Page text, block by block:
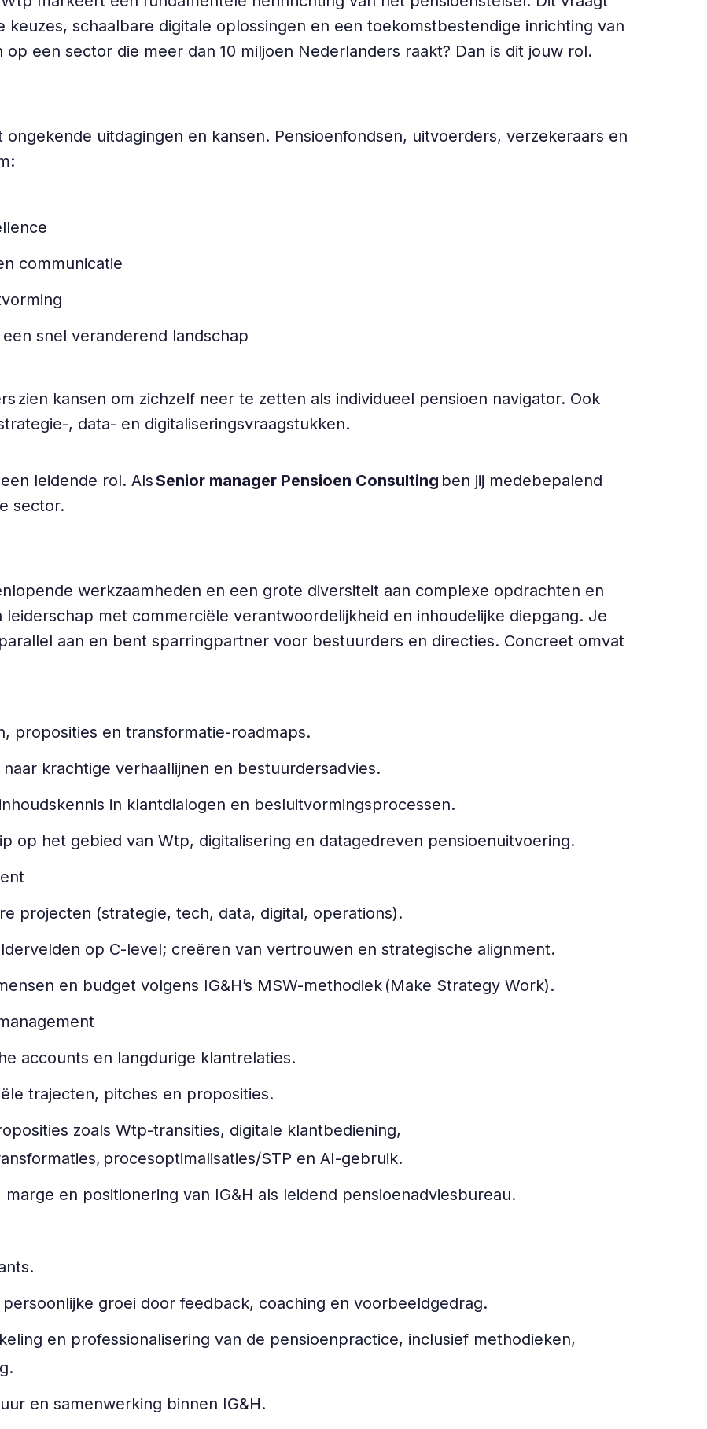
keuzes, schaalbare digitale oplossingen en een toekomstbestendige inrichting van
een sector die meer dan 10 miljoen Nederlanders raakt? Dan is dit jouw rol.
uitdagingen en kansen. Pensioenfondsen, uitvoerders, verzekeraars en
communicatie
snel veranderend landschap
zien kansen om zichzelf neer te zetten als individueel pensioen navigator. Ook
, data- en digitaliseringsvraagstukken.
leidende rol. AlsSenior manager Pensioen Consulting ben jij medebepalend
sector.
werkzaamheden en een grote diversiteit aan complexe opdrachten en
met commerciële verantwoordelijkheid en inhoudelijke diepgang. Je
aan en bent sparringpartner voor bestuurders en directies. Concreet omvat
proposities en transformatie-roadmaps.
krachtige verhaallijnen en bestuurdersadvies.
in klantdialogen en besluitvormingsprocessen.
op het gebied van Wtp, digitalisering en datagedreven pensioenuitvoering.
projecten (strategie, tech, data, digital, operations).
op C-level; creëren van vertrouwen en strategische alignment.
en budget volgens IG&H’s MSW-methodiek (Make Strategy Work).
accounts en langdurige klantrelaties.
trajecten, pitches en proposities.
zoals Wtp-transities, digitale klantbediening,
procesoptimalisaties/STP en AI-gebruik.
en positionering van IG&H als leidend pensioenadviesbureau.
groei door feedback, coaching en voorbeeldgedrag.
en professionalisering van de pensioenpractice, inclusief methodieken,
en samenwerking binnen IG&H.